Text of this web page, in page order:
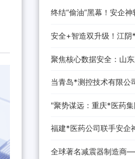
终结“偷油”黑幕！安企
经营，挽回消费者信任
安全+智造双升级！江阴
开启企业防护新时代！
聚焦核心数据安全：山
企神软件构建防泄密屏
当青岛*测控技术有限公
据安全将迎来哪些新变
‌"聚势谋远：重庆*医药
作，探索医药+科技融合
福建*医药公司联手安企
序、网站黑名单设置与
全球著名减震器制造商